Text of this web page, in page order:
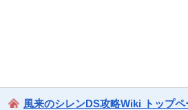
風来のシレンDS攻略Wiki トップペ